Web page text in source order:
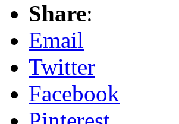
Share:
Email
Twitter
Facebook